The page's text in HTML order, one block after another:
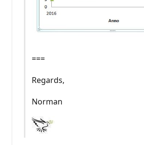
===
Regards,
Norman